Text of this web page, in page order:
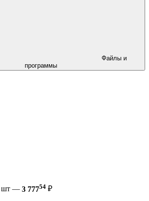
программы
шт — 3 77754 ₽